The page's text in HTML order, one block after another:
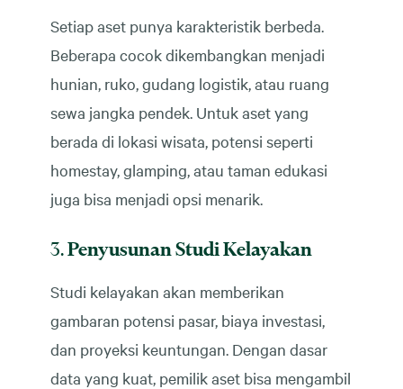
Setiap aset punya karakteristik berbeda.
Beberapa cocok dikembangkan menjadi
hunian, ruko, gudang logistik, atau ruang
sewa jangka pendek. Untuk aset yang
berada di lokasi wisata, potensi seperti
homestay, glamping, atau taman edukasi
juga bisa menjadi opsi menarik.
3.Penyusunan Studi Kelayakan
Studi kelayakan akan memberikan
gambaran potensi pasar, biaya investasi,
dan proyeksi keuntungan. Dengan dasar
data yang kuat, pemilik aset bisa mengambil